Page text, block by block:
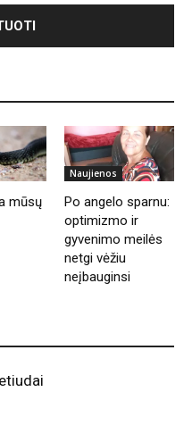
mūsų
Naujienos
Po angelo sparnu:
optimizmo ir
gyvenimo meilės
netgi vėžiu
neįbauginsi